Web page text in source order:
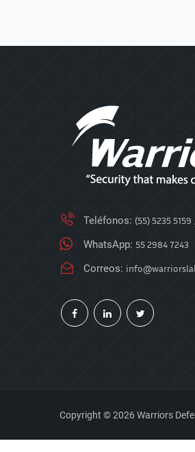
Teléfonos: (55) 5235 5159
WhatsApp: 55 2984 7243
Correos:
Copyright © 2026 Warriors